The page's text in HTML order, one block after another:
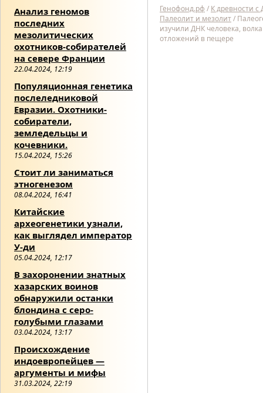
Анализ геномов
последних
мезолитических
охотников-собирателей
на севере Франции
22.04.2024, 12:19
Популяционная генетика
послеледниковой
Евразии. Охотники-
собиратели,
земледельцы и
кочевники.
15.04.2024, 15:26
Стоит ли заниматься
этногенезом
08.04.2024, 16:41
Китайские
археогенетики узнали,
как выглядел император
У-ди
05.04.2024, 12:17
В захоронении знатных
хазарских воинов
обнаружили останки
блондина с серо-
голубыми глазами
03.04.2024, 13:17
Происхождение
индоевропейцев —
аргументы и мифы
31.03.2024, 22:19
Генофонд.рф / К древности с
Палеолит и мезолит/
изучили ДНК человека,
отложений в пещере